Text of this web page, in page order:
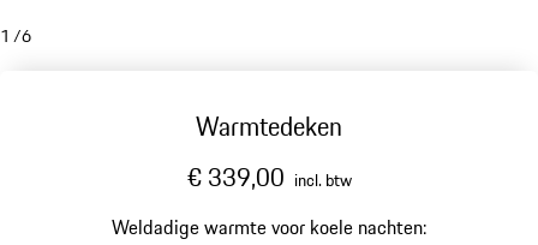
1 /6
Warmtedeken
€ 339,00 incl. btw
Weldadige warmte voor koele nachten: